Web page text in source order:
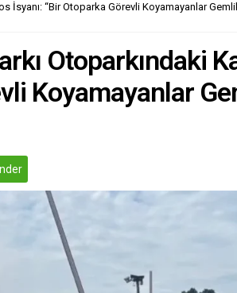
İsyanı: “Bir Otoparka Görevli Koyamayanlar
Otoparkındaki
Koyamayanlar